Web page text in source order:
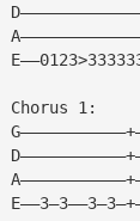
Chorus 1: